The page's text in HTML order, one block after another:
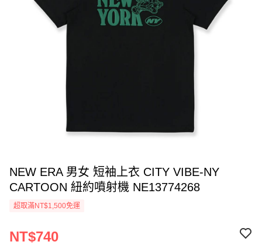
NEW ERA 男女 短袖上衣 CITY VIBE-NY
CARTOON 紐約噴射機 NE13774268
超取滿NT$1,500免運
NT$740